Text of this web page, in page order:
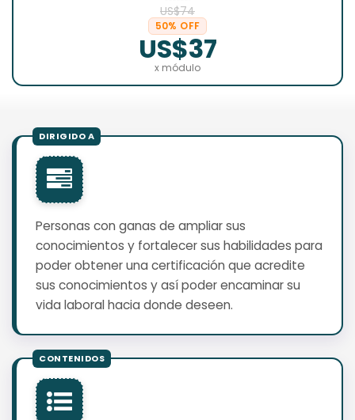
US$74
50% OFF
US$37
x módulo
Personas con ganas de ampliar sus
conocimientos y fortalecer sus habilidades para
poder obtener una certificación que acredite
sus conocimientos y así poder encaminar su
vida laboral hacia donde deseen.